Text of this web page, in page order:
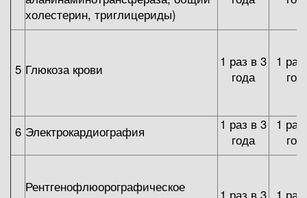
холестерин, триглицериды)
5 Глюкоза крови
1 раз в 3
года
1 раз
год
6 Электрокардиография
1 раз в 3
года
1 раз
год
Рентгенофлюорографическое